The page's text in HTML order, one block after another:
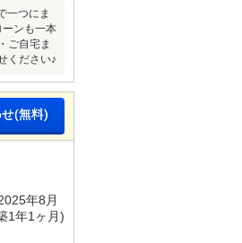
一つにま
ンも一本
ご自宅ま
ください♪
(無料)
年8月
1年1ヶ月)